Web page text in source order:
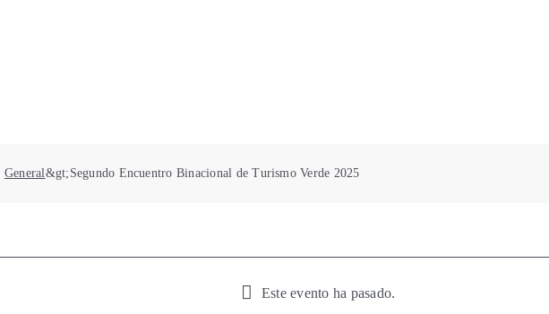
General&gt; Segundo Encuentro Binacional de Turismo Verde 2025
Este evento ha pasado.